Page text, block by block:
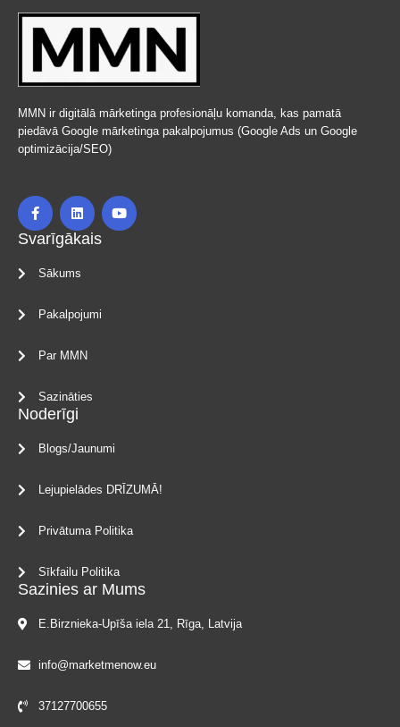
MMN ir digitālā mārketinga profesionāļu komanda, kas pamatā
piedāvā Google mārketinga pakalpojumus (Google Ads un Google
optimizācija/SEO)
Svarīgākais
Sākums
Pakalpojumi
Par MMN
Sazināties
Noderīgi
Blogs/Jaunumi
Lejupielādes DRĪZUMĀ!
Privātuma Politika
Sīkfailu Politika
Sazinies ar Mums
E.Birznieka-Upīša iela 21, Rīga, Latvija
info@marketmenow.eu
37127700655